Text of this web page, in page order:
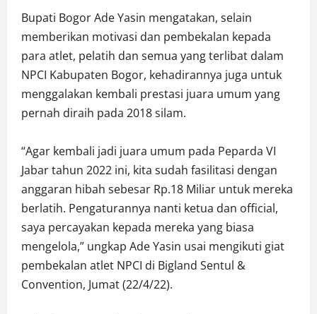
Bupati Bogor Ade Yasin mengatakan, selain
memberikan motivasi dan pembekalan kepada
para atlet, pelatih dan semua yang terlibat dalam
NPCI Kabupaten Bogor, kehadirannya juga untuk
menggalakan kembali prestasi juara umum yang
pernah diraih pada 2018 silam.
“Agar kembali jadi juara umum pada Peparda VI
Jabar tahun 2022 ini, kita sudah fasilitasi dengan
anggaran hibah sebesar Rp.18 Miliar untuk mereka
berlatih. Pengaturannya nanti ketua dan official,
saya percayakan kepada mereka yang biasa
mengelola,” ungkap Ade Yasin usai mengikuti giat
pembekalan atlet NPCI di Bigland Sentul &
Convention, Jumat (22/4/22).